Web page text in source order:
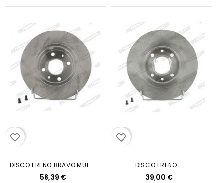
favorite_border
DISCO FRENO BRAVO MULTIPLA...
58,39 €
favorite_border
DISCO FRENO...
39,00 €